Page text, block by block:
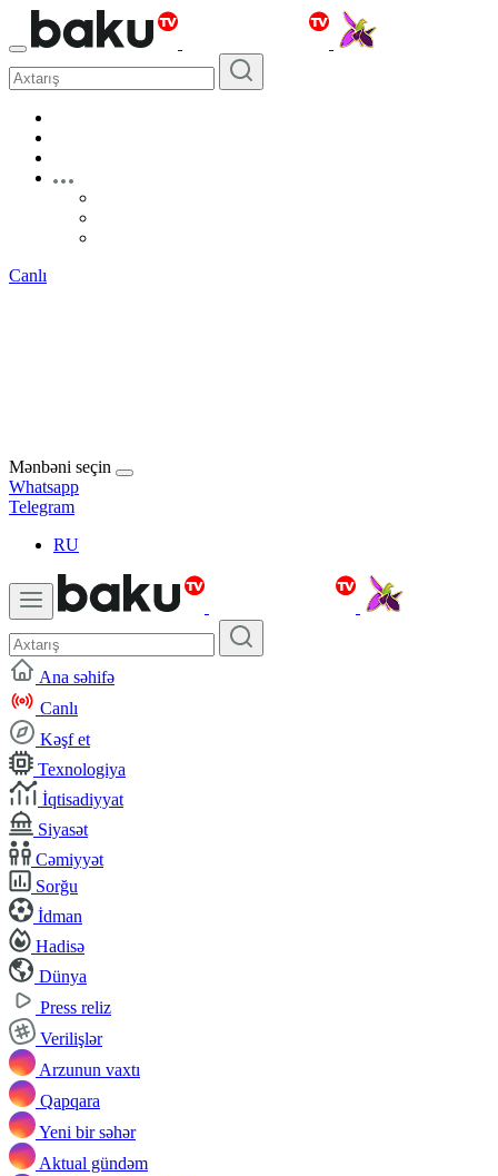
Canlı
Mənbəni seçin
Whatsapp
Telegram
RU
Ana səhifə
Canlı
Kəşf et
Texnologiya
İqtisadiyyat
Siyasət
Cəmiyyət
Sorğu
İdman
Hadisə
Dünya
Press reliz
Verilişlər
Arzunun vaxtı
Qapqara
Yeni bir səhər
Aktual gündəm